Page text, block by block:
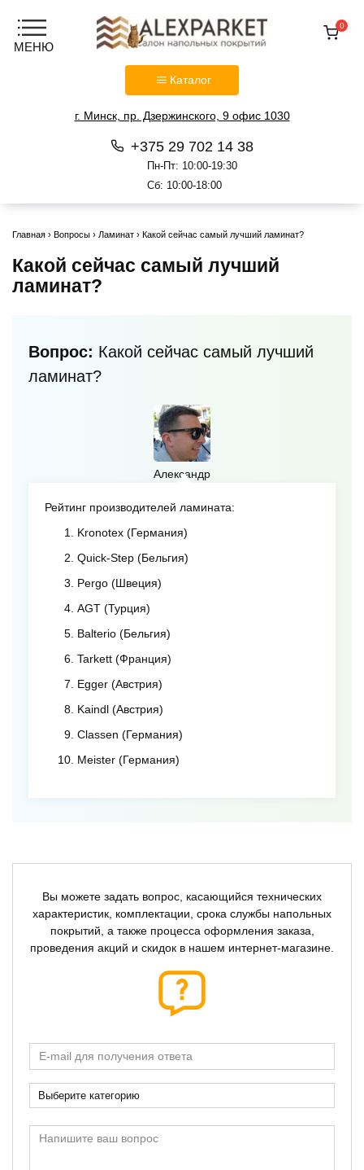
Каталог
г. Минск, пр. Дзержинского, 9 офис 1030
+375 29 702 14 38
Пн-Пт: 10:00-19:30
Сб: 10:00-18:00
0
Главная › Вопросы › Ламинат › Какой сейчас самый лучший ламинат?
Какой сейчас самый лучший
ламинат?
Вопрос: Какой сейчас самый лучший
ламинат?
Александр
Рейтинг производителей ламината:
Kronotex (Германия)
Quick-Step (Бельгия)
Pergo (Швеция)
AGT (Турция)
Balterio (Бельгия)
Tarkett (Франция)
Egger (Австрия)
Kaindl (Австрия)
Classen (Германия)
Meister (Германия)
Вы можете задать вопрос, касающийся технических
характеристик, комплектации, срока службы напольных
покрытий, а также процесса оформления заказа,
проведения акций и скидок в нашем интернет-магазине.
Выберите категорию